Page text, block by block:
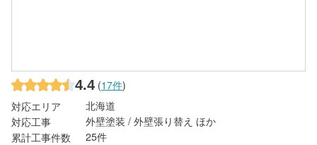
4.4 (17件)
対応エリア
北海道
対応工事
外壁塗装 / 外壁張り替え ほか
累計工事件数
25件